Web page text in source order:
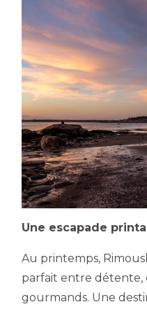
Une escapade
Au printemps,
parfait entre détente,
gourmands. Une